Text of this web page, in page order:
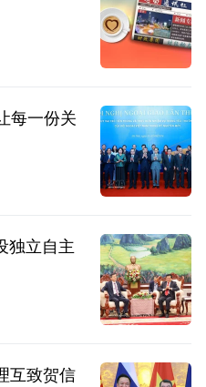
每一份关
独立自主
互致贺信